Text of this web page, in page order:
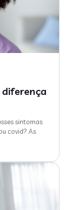
diferença
sintomas
covid? As